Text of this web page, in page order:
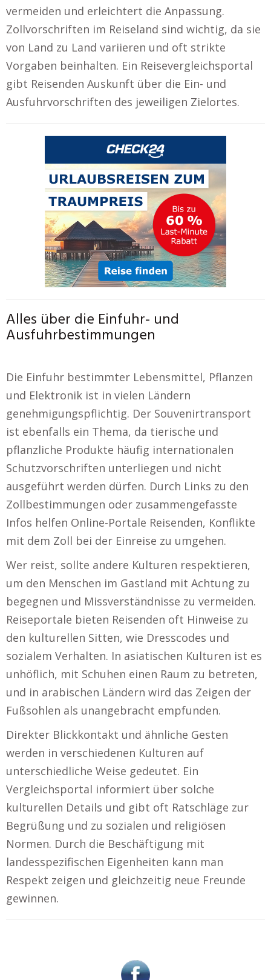
vermeiden und erleichtert die Anpassung.
Zollvorschriften im Reiseland sind wichtig, da sie
von Land zu Land variieren und oft strikte
Vorgaben beinhalten. Ein Reisevergleichsportal
gibt Reisenden Auskunft über die Ein- und
Ausfuhrvorschriften des jeweiligen Zielortes.
Alles über die Einfuhr- und
Ausfuhrbestimmungen
Die Einfuhr bestimmter Lebensmittel, Pflanzen
und Elektronik ist in vielen Ländern
genehmigungspflichtig. Der Souvenirtransport
ist ebenfalls ein Thema, da tierische und
pflanzliche Produkte häufig internationalen
Schutzvorschriften unterliegen und nicht
ausgeführt werden dürfen. Durch Links zu den
Zollbestimmungen oder zusammengefasste
Infos helfen Online-Portale Reisenden, Konflikte
mit dem Zoll bei der Einreise zu umgehen.
Wer reist, sollte andere Kulturen respektieren,
um den Menschen im Gastland mit Achtung zu
begegnen und Missverständnisse zu vermeiden.
Reiseportale bieten Reisenden oft Hinweise zu
den kulturellen Sitten, wie Dresscodes und
sozialem Verhalten. In asiatischen Kulturen ist es
unhöflich, mit Schuhen einen Raum zu betreten,
und in arabischen Ländern wird das Zeigen der
Fußsohlen als unangebracht empfunden.
Direkter Blickkontakt und ähnliche Gesten
werden in verschiedenen Kulturen auf
unterschiedliche Weise gedeutet. Ein
Vergleichsportal informiert über solche
kulturellen Details und gibt oft Ratschläge zur
Begrüßung und zu sozialen und religiösen
Normen. Durch die Beschäftigung mit
landesspezifischen Eigenheiten kann man
Respekt zeigen und gleichzeitig neue Freunde
gewinnen.